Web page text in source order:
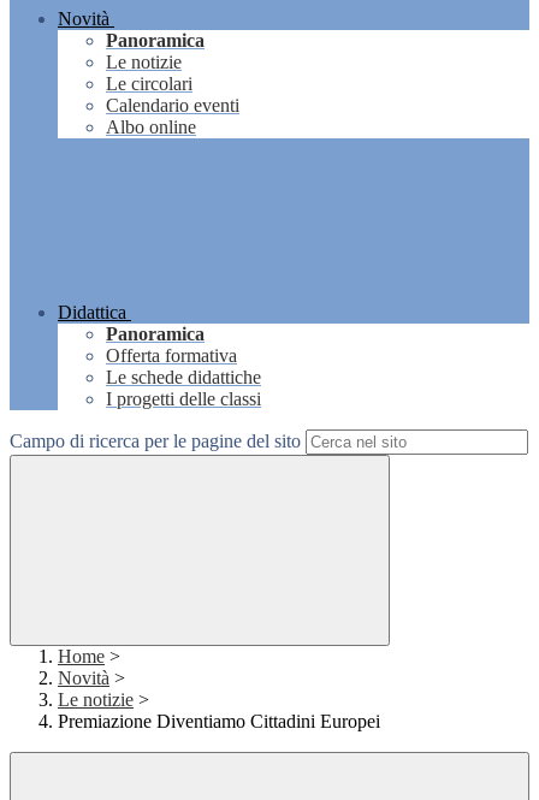
Novità
Panoramica
Le notizie
Le circolari
Calendario eventi
Albo online
Didattica
Panoramica
Offerta formativa
Le schede didattiche
I progetti delle classi
Campo di ricerca per le pagine del sito
Home >
Novità >
Le notizie >
Premiazione Diventiamo Cittadini Europei